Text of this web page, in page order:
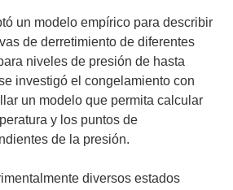
un modelo empírico para describir
de derretimiento de diferentes
niveles de presión de hasta
investigó el congelamiento con
un modelo que permita calcular
y los puntos de
de la presión.
diversos estados